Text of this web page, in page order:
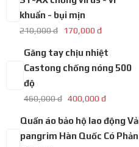
Mặt nạ phòng độc
STRONG ST-AX chống
210,000 đ 170,000 đ
Castong chống nóng 500
400,000 đ